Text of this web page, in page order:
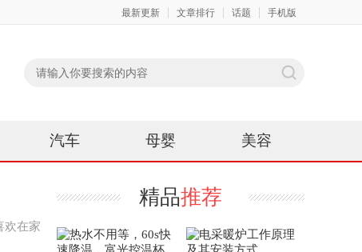
最新更新 文章排行 话题 手机版
汽车 母婴 美容
欢在家
精品推荐